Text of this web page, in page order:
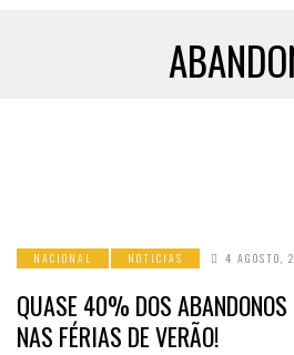
NACIONAL NOTICIAS 4 AGOSTO,
QUASE 40% DOS
NAS FÉRIAS DE VERÃO!